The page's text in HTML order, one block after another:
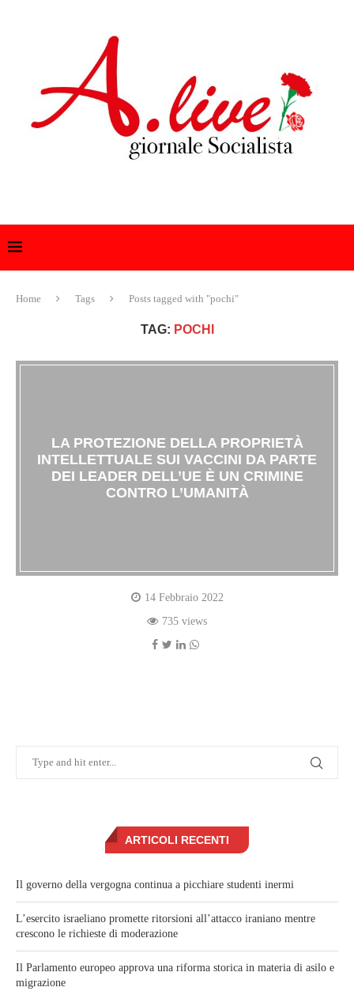
Home Tags Posts tagged with "pochi"
TAG: POCHI
LA PROTEZIONE DELLA PROPRIETÀ
INTELLETTUALE SUI VACCINI DA PARTE
DEI LEADER DELL’UE È UN CRIMINE
CONTRO L’UMANITÀ
14 Febbraio 2022
735 views
ARTICOLI RECENTI
Il governo della vergogna continua a picchiare studenti inermi
L’esercito israeliano promette ritorsioni all’attacco iraniano mentre
crescono le richieste di moderazione
Il Parlamento europeo approva una riforma storica in materia di asilo e
migrazione